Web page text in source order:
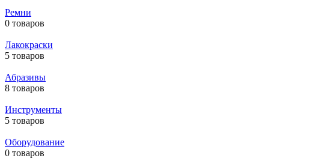
Ремни
0 товаров
Лакокраски
5 товаров
Абразивы
8 товаров
Инструменты
5 товаров
Оборудование
0 товаров